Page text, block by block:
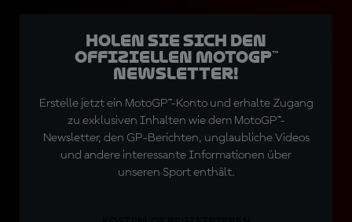
Holen Sie sich den
offiziellen MotoGP™
Newsletter!
Erstelle jetzt ein MotoGP™-Konto und erhalte Zugang
zu exklusiven Inhalten wie dem MotoGP™-
Newsletter, den GP-Berichten, unglaubliche Videos
und andere interessante Informationen über
unseren Sport enthält.